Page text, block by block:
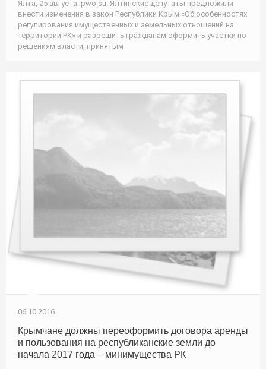
Ялта, 25 августа. pwo.su. Ялтинские депутаты предложили
внести изменения в закон Республики Крым «Об особенностях
регулирования имущественных и земельных отношений на
территории РК» и разрешить гражданам оформить участки по
решениям власти, принятым
06.10.2016
Крымчане должны переоформить договора аренды
и пользования на республиканские земли до
начала 2017 года – минимущества РК